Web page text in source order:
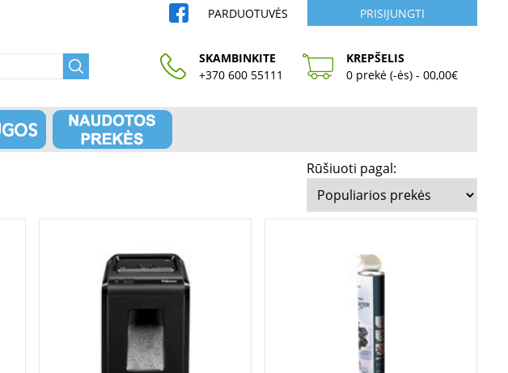
PARDUOTUVĖS PRISIJUNGTI
SKAMBINKITE
+370 600 55111
KREPŠELIS
0 prekė (-ės) - 00,00€
Rūšiuoti pagal: